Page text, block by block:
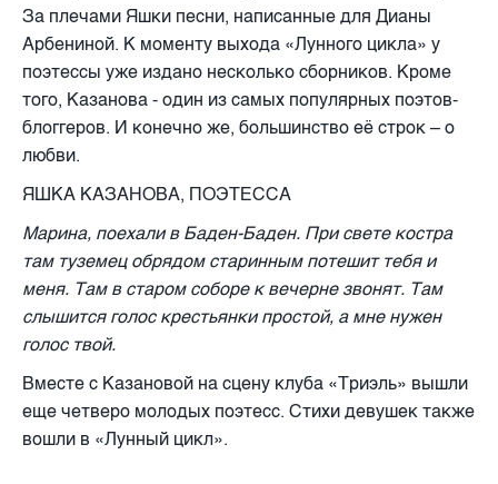
За плечами Яшки песни, написанные для Дианы
Арбениной. К моменту выхода «Лунного цикла» у
поэтессы уже издано несколько сборников. Кроме
того, Казанова - один из самых популярных поэтов-
блоггеров. И конечно же, большинство её строк – о
любви.
ЯШКА КАЗАНОВА, ПОЭТЕССА
Марина, поехали в Баден-Баден. При свете костра
там туземец обрядом старинным потешит тебя и
меня. Там в старом соборе к вечерне звонят. Там
слышится голос крестьянки простой, а мне нужен
голос твой.
Вместе с Казановой на сцену клуба «Триэль» вышли
еще четверо молодых поэтесс. Стихи девушек также
вошли в «Лунный цикл».